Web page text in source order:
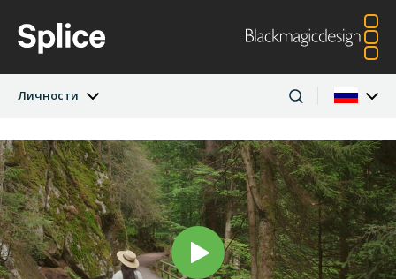
Личности
Последние истории
Проекты
Личности
Argentina Australia
Austria Brazil
Canada China